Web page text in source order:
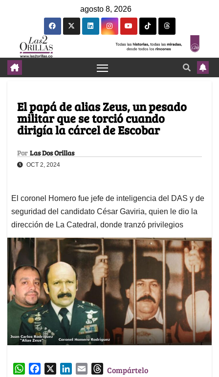
agosto 8, 2026
El papá de alias Zeus, un pesado
militar que se torció cuando
dirigía la cárcel de Escobar
Por Las Dos Orillas
OCT 2, 2024
El coronel Homero fue jefe de inteligencia del DAS y de
seguridad del candidato César Gaviria, quien le dio la
dirección de La Catedral, donde tranzó privilegios
W
TCompártelo